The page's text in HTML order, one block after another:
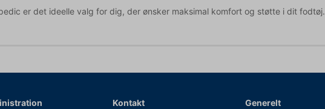
er det ideelle valg for dig, der ønsker maksimal komfort og støtte i dit fodtøj.
Kontakt Generelt